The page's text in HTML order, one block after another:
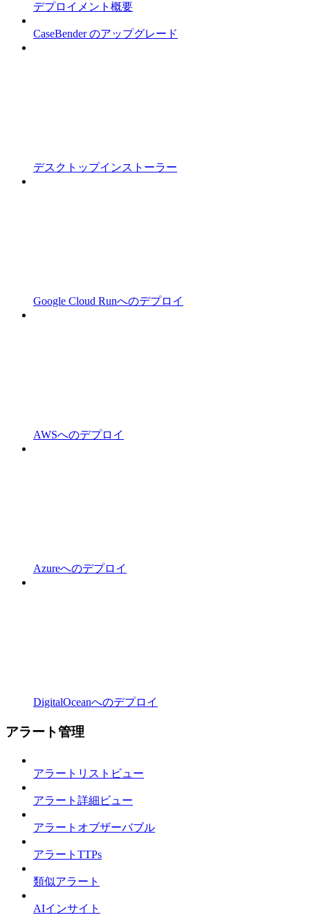
デプロイメント概要
CaseBender のアップグレード
デスクトップインストーラー
Google Cloud Runへのデプロイ
AWSへのデプロイ
Azureへのデプロイ
DigitalOceanへのデプロイ
アラート管理
アラートリストビュー
アラート詳細ビュー
アラートオブザーバブル
アラートTTPs
類似アラート
AIインサイト